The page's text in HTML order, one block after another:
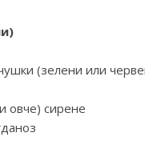
(зелени или
овче) сирене